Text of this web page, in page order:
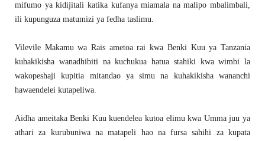
mifumo ya kidijitali katika kufanya miamala na malipo mbalimbali,
ili kupunguza matumizi ya fedha taslimu.
Vilevile Makamu wa Rais ametoa rai kwa Benki Kuu ya Tanzania
kuhakikisha wanadhibiti na kuchukua hatua stahiki kwa wimbi la
wakopeshaji kupitia mitandao ya simu na kuhakikisha wananchi
hawaendelei kutapeliwa.
Aidha ameitaka Benki Kuu kuendelea kutoa elimu kwa Umma juu ya
athari za kurubuniwa na matapeli hao na fursa sahihi za kupata